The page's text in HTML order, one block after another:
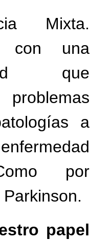
Mixta.
con una
que
a
por
papel